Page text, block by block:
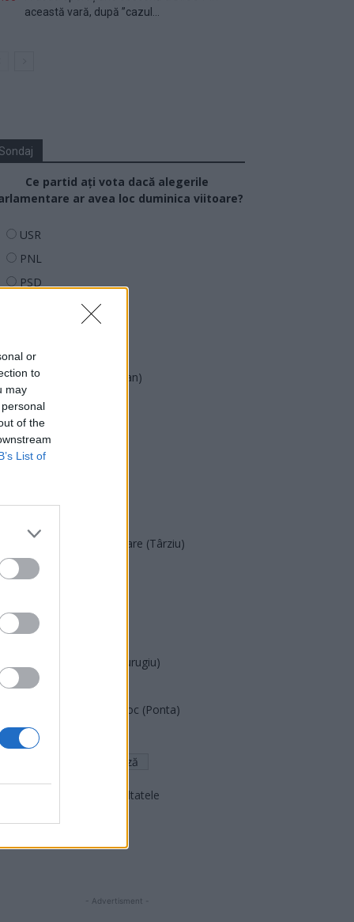
or
to
may
of the
List of
această vară, după ”cazul...
Ce partid ați vota dacă alegerile
ar avea loc duminica viitoare?
USR
PNL
PSD
PMP (Tomac)
Forța Dreptei (L. Orban)
PNȚMM
REPER
SENS
Acțiunea Conservatoare (Târziu)
PDF (Lazarus)
PNȚCD (Pavelescu)
PNCR (Terheș)
Partidul Patrioților (Surugiu)
FAR (Coarnă)
România pe Primul Loc (Ponta)
Altul
Arată rezultatele
- Advertisment -